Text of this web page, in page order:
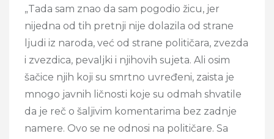
„Tada sam znao da sam pogodio žicu, jer
nijedna od tih pretnji nije dolazila od strane
ljudi iz naroda, već od strane političara, zvezda
i zvezdica, pevaljki i njihovih sujeta. Ali osim
šačice njih koji su smrtno uvređeni, zaista je
mnogo javnih ličnosti koje su odmah shvatile
da je reč o šaljivim komentarima bez zadnje
namere. Ovo se ne odnosi na političare. Sa